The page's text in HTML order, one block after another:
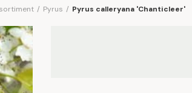
/ Pyrus / Pyrus calleryana 'Chanticleer'